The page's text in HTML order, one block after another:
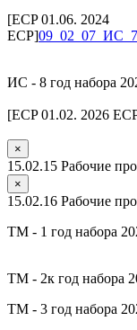
[ECP 01.06. 2024
ECP]
ИС - 8 год набора
[ECP 01.02. 2026
×
15.02.15 Рабочие
×
15.02.16 Рабочие
ТМ - 1 год набора
ТМ - 2к год набора
ТМ - 3 год набора